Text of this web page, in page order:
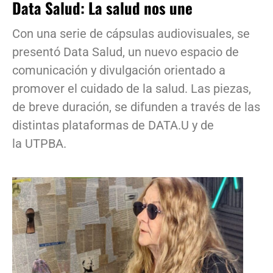
Data Salud: La salud nos une
Con una serie de cápsulas audiovisuales, se
presentó Data Salud, un nuevo espacio de
comunicación y divulgación orientado a
promover el cuidado de la salud. Las piezas,
de breve duración, se difunden a través de las
distintas plataformas de DATA.U y de
la UTPBA.